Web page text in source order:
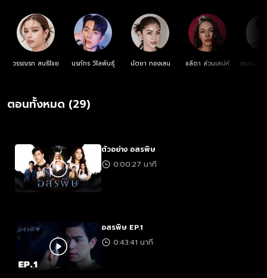
วรรณรท สนธิไชย นรภัทร วิไลพันธุ์ นัตยา ทองเสน ชลิตา ส่วนเสน่ห์
กนกฉัตร
ตอนทั้งหมด (29)
ตัวอย่าง อสรพิษ
0:00:27 นาที
อสรพิษ EP.1
0:43:41 นาที